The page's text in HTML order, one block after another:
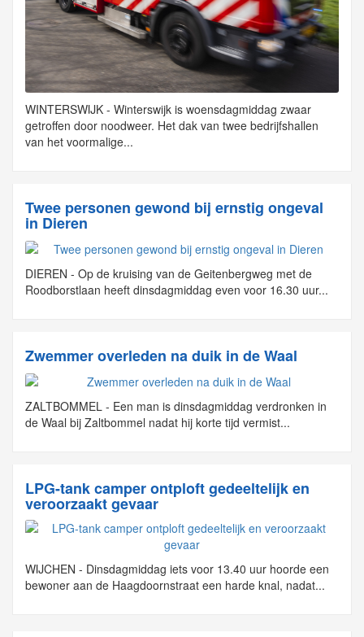
WINTERSWIJK - Winterswijk is woensdagmiddag zwaar
getroffen door noodweer. Het dak van twee bedrijfshallen
van het voormalige...
Twee personen gewond bij ernstig ongeval
in Dieren
DIEREN - Op de kruising van de Geitenbergweg met de
Roodborstlaan heeft dinsdagmiddag even voor 16.30 uur...
Zwemmer overleden na duik in de Waal
ZALTBOMMEL - Een man is dinsdagmiddag verdronken in
de Waal bij Zaltbommel nadat hij korte tijd vermist...
LPG-tank camper ontploft gedeeltelijk en
veroorzaakt gevaar
WIJCHEN - Dinsdagmiddag iets voor 13.40 uur hoorde een
bewoner aan de Haagdoornstraat een harde knal, nadat...